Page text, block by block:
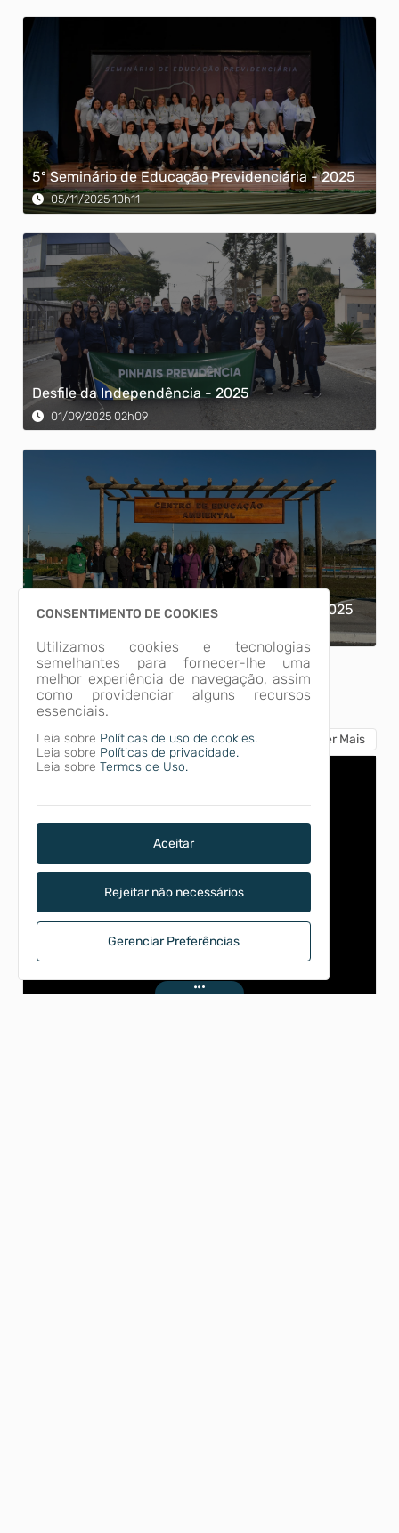
5º Seminário de Educação Previdenciária - 2025
05/11/2025 10h11
Desfile da Independência - 2025
01/09/2025 02h09
Passeio Turístico dos aposentados - 18/07/2025
Ver Mais
VÍDEOS Ver Mais
CONSENTIMENTO DE COOKIES
Utilizamos cookies e tecnologias
semelhantes para fornecer-lhe uma
melhor experiência de navegação, assim
como providenciar alguns recursos
essenciais.
Leia sobre Políticas de uso de cookies.
Leia sobre Políticas de privacidade.
Leia sobre Termos de Uso.
Aceitar
Rejeitar não necessários
Gerenciar Preferências